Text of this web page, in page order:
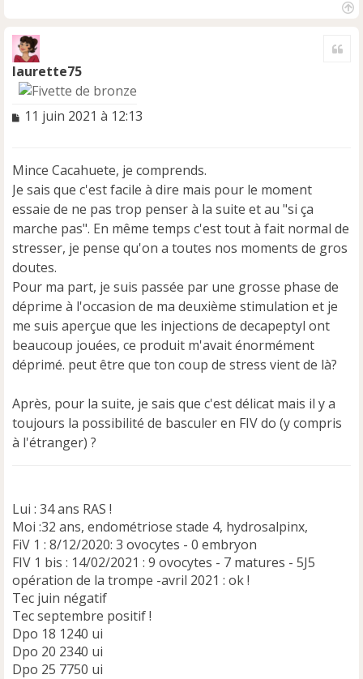
laurette75
M
s
a
g
e
n
o
n
l
u
11 juin 2021 à 12:13
Mince Cacahuete, je comprends.
Je sais que c'est facile à dire mais pour le moment
essaie de ne pas trop penser à la suite et au "si ça
marche pas". En même temps c'est tout à fait normal de
stresser, je pense qu'on a toutes nos moments de gros
doutes.
Pour ma part, je suis passée par une grosse phase de
déprime à l'occasion de ma deuxième stimulation et je
me suis aperçue que les injections de decapeptyl ont
beaucoup jouées, ce produit m'avait énormément
déprimé. peut être que ton coup de stress vient de là?
Après, pour la suite, je sais que c'est délicat mais il y a
toujours la possibilité de basculer en FIV do (y compris
à l'étranger) ?
Lui : 34 ans RAS !
Moi :32 ans, endométriose stade 4, hydrosalpinx,
FiV 1 : 8/12/2020: 3 ovocytes - 0 embryon
FIV 1 bis : 14/02/2021 : 9 ovocytes - 7 matures - 5J5
opération de la trompe -avril 2021 : ok !
Tec juin négatif
Tec septembre positif !
Dpo 18 1240 ui
Dpo 20 2340 ui
Dpo 25 7750 ui